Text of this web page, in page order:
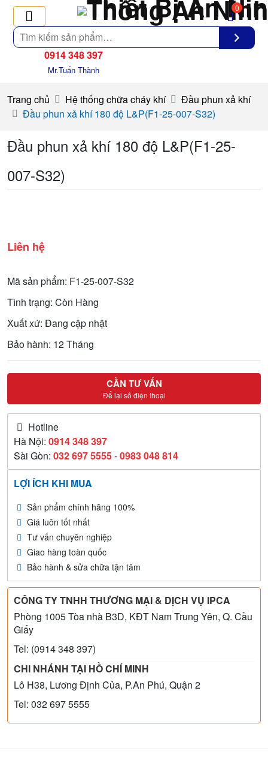
Tìm
kiếm
0
0914 348 397
Mr.Tuấn Thành
Trang chủ Hệ thống chữa cháy khí
Đầu phun xả khí
Đầu phun xả khí 180 độ L&P(F1-25-007-S32)
Đầu phun xả khí 180 độ L&P(F1-25-
007-S32)
Liên hệ
Mã sản phẩm: F1-25-007-S32
Tình trạng: Còn Hàng
Xuất xứ: Đang cập nhật
Bảo hành: 12 Tháng
CẦN TƯ VẤN
Để lại số điện thoại
Hotline
Hà Nội: 0914 348 397
Sài Gòn: 032 697 5555-0983 048 814
LỢI ÍCH KHI MUA
Sản phẩm chính hãng 100%
Giá luôn tốt nhất
Tư vấn chuyên nghiệp
Giao hàng toàn quốc
Bảo hành & sửa chữa tận tâm
CÔNG TY TNHH THƯƠNG MẠI & DỊCH VỤ IPCA
Phòng 1005 Tòa nhà B3D, KĐT Nam Trung Yên, Q. Cầu
Giấy
Tel: (0914 348 397)
CHI NHÁNH TẠI HỒ CHÍ MINH
Lô H38, Lương Định Của, P.An Phú, Quận 2
Tel: 032 697 5555